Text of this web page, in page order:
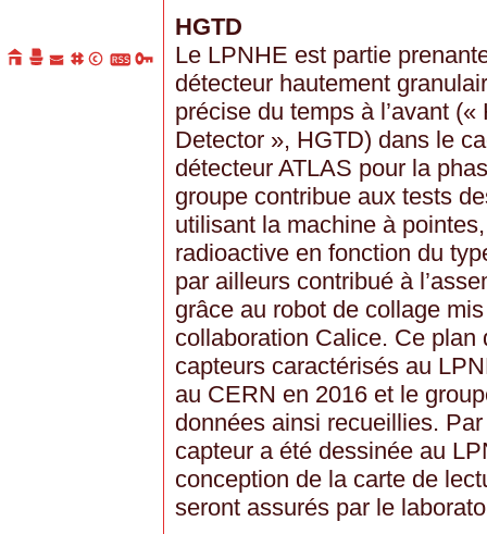
HGTD
Le LPNHE est partie
détecteur hautement
précise du temps à l’avant
Detector », HGTD) dans le
détecteur ATLAS pour la
groupe contribue aux tests
utilisant la machine à
radioactive en fonction du
par ailleurs contribué à
grâce au robot de collage
collaboration Calice. Ce
capteurs caractérisés au
au CERN en 2016 et le
données ainsi recueillies.
capteur a été dessinée au
conception de la carte de
seront assurés par le